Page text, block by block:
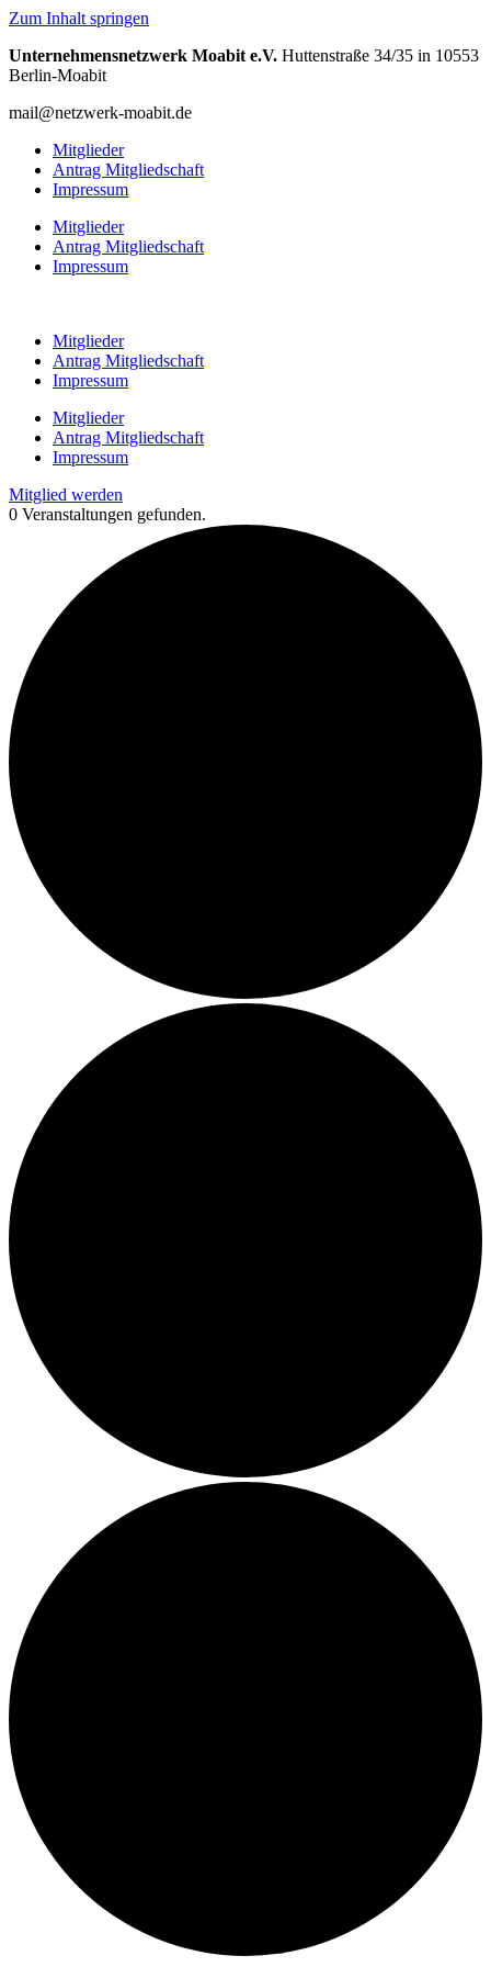
Zum Inhalt springen
Unternehmensnetzwerk Moabit e.V. Huttenstraße 34/35 in 10553
Berlin-Moabit
mail@netzwerk-moabit.de
Mitglieder
Antrag Mitgliedschaft
Impressum
Mitglieder
Antrag Mitgliedschaft
Impressum
Mitglieder
Antrag Mitgliedschaft
Impressum
Mitglieder
Antrag Mitgliedschaft
Impressum
Mitglied werden
0 Veranstaltungen gefunden.